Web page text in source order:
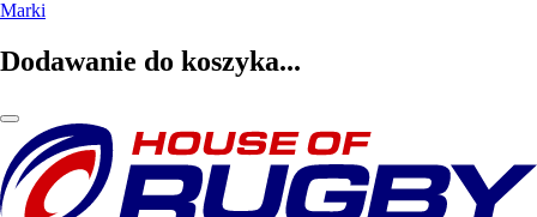
Marki
Dodawanie do koszyka...